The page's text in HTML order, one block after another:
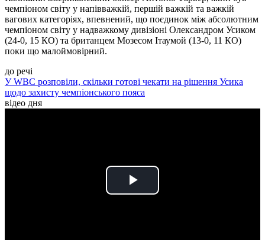
чемпіоном світу у напівважкій, першій важкій та важкій
вагових категоріях, впевнений, що поєдинок між абсолютним
чемпіоном світу у надважкому дивізіоні Олександром Усиком
(24-0, 15 КО) та британцем Мозесом Ітаумой (13-0, 11 КО)
поки що малоймовірний.
до речі
У WBC розповіли, скільки готові чекати на рішення Усика
щодо захисту чемпіонського пояса
відео дня
Play